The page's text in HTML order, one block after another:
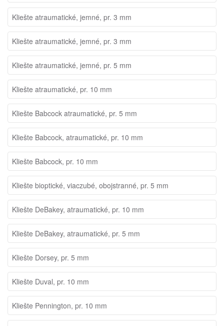
Kliešte atraumatické, jemné, pr. 3 mm
Kliešte atraumatické, jemné, pr. 3 mm
Kliešte atraumatické, jemné, pr. 5 mm
Kliešte atraumatické, pr. 10 mm
Kliešte Babcock atraumatické, pr. 5 mm
Kliešte Babcock, atraumatické, pr. 10 mm
Kliešte Babcock, pr. 10 mm
Kliešte bioptické, viaczubé, obojstranné, pr. 5 mm
Kliešte DeBakey, atraumatické, pr. 10 mm
Kliešte DeBakey, atraumatické, pr. 5 mm
Kliešte Dorsey, pr. 5 mm
Kliešte Duval, pr. 10 mm
Kliešte Pennington, pr. 10 mm